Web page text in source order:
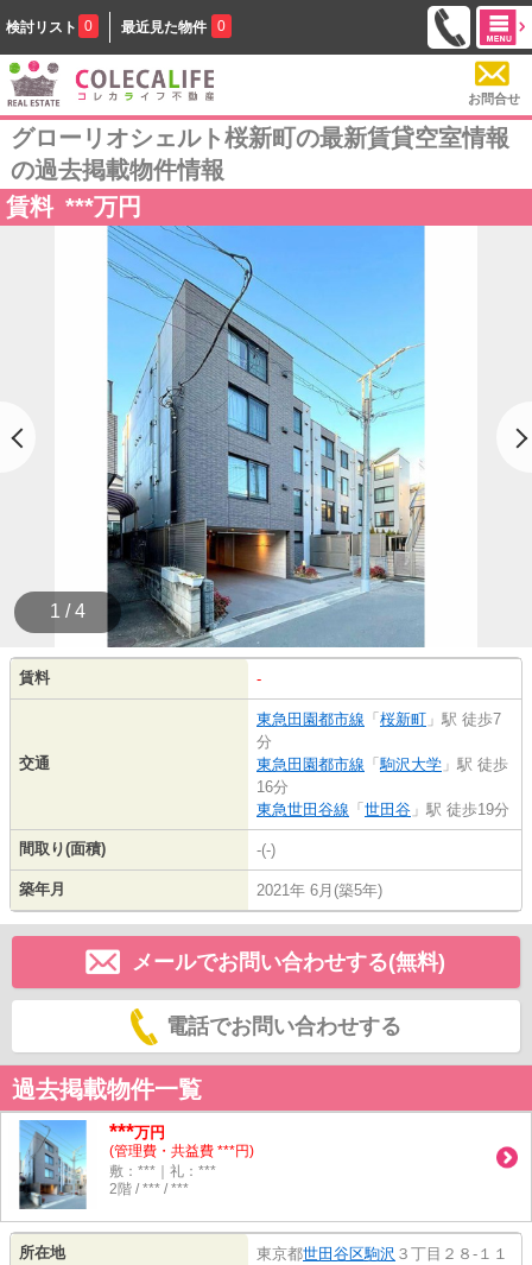
検討リスト 0 最近見た物件 0
お問合せ
グローリオシェルト桜新町の最新賃貸空室情報
の過去掲載物件情報
賃料 ***万円
1 / 4
賃料 -
交通
東急田園都市線 「 桜新町 」駅 徒歩7
分
東急田園都市線 「駒沢大学 」駅 徒歩
16分
東急世田谷線 「 世田谷 」駅 徒歩19分
間取り(面積) -(-)
築年月 2021年 6月(築5年)
メールでお問い合わせする(無料)
電話でお問い合わせする
過去掲載物件一覧
***万円
(管理費・共益費 ***円)
敷：***｜礼：***
2階 / *** / ***
所在地 東京都世田谷区駒沢 ３丁目２８-１１